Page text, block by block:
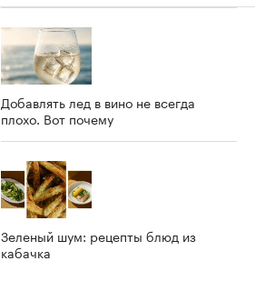
Добавлять лед в вино не всегда
плохо. Вот почему
Зеленый шум: рецепты блюд из
кабачка